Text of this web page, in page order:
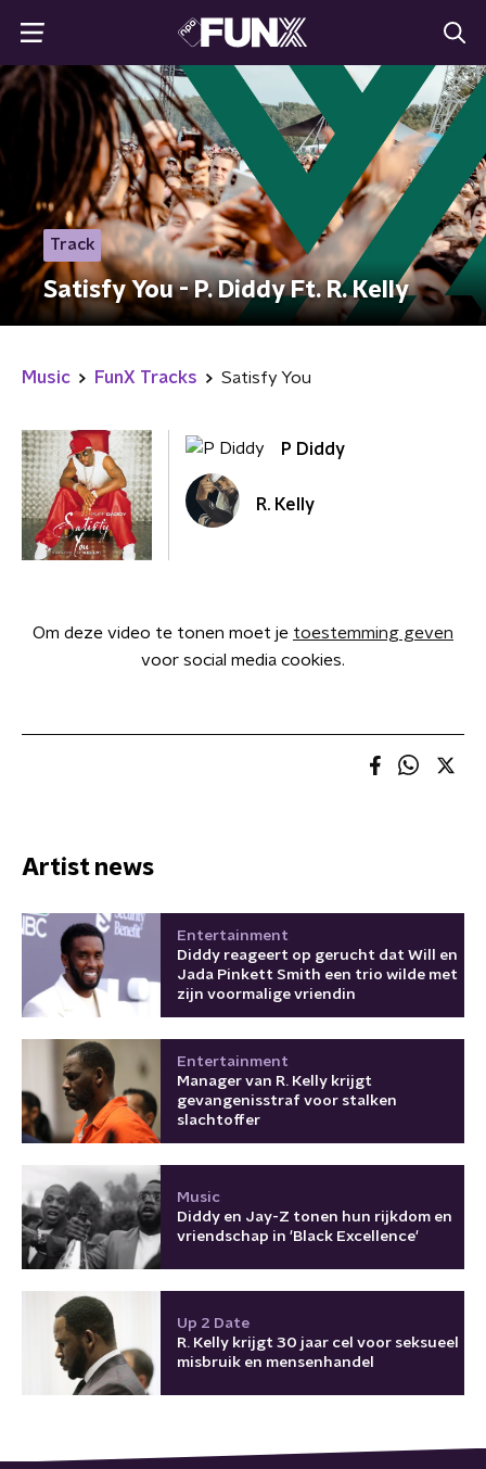
Track
Satisfy You - P. Diddy Ft. R. Kelly
Music FunX Tracks Satisfy You
P Diddy
R. Kelly
Om deze video te tonen moet je toestemming geven
voor social media cookies.
Artist news
Entertainment
Diddy reageert op gerucht dat Will en
Jada Pinkett Smith een trio wilde met
zijn voormalige vriendin
Entertainment
Manager van R. Kelly krijgt
gevangenisstraf voor stalken
slachtoffer
Music
Diddy en Jay-Z tonen hun rijkdom en
vriendschap in 'Black Excellence'
Up 2 Date
R. Kelly krijgt 30 jaar cel voor seksueel
misbruik en mensenhandel